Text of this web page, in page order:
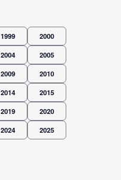
1999 2000
2004 2005
2009 2010
2014 2015
2019 2020
2024 2025